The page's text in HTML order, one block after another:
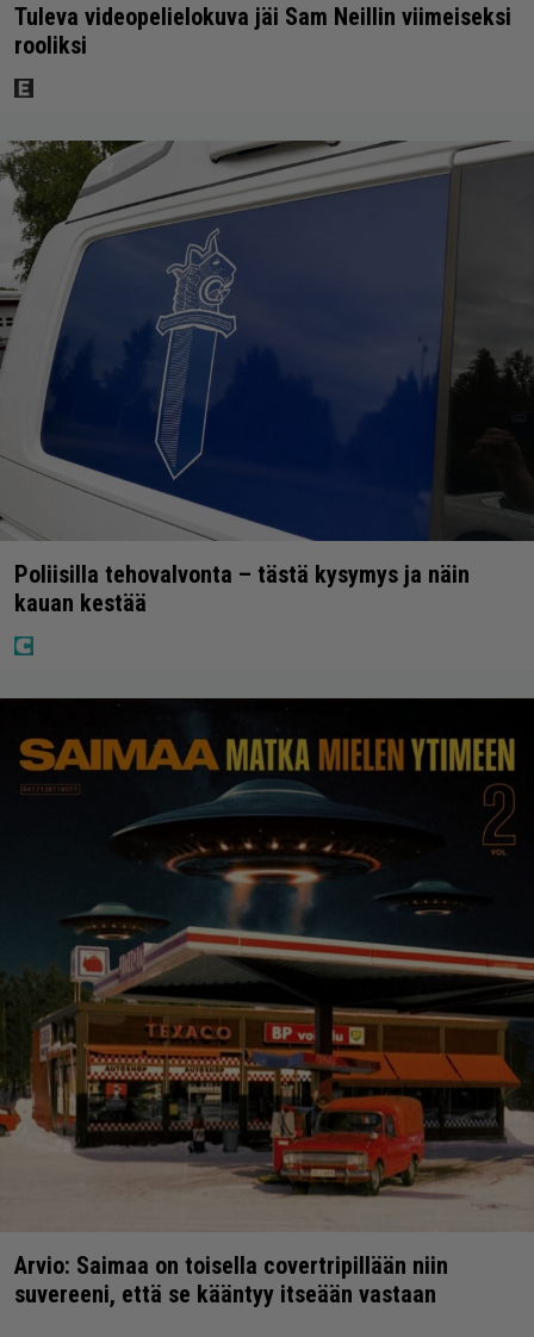
Tuleva videopelielokuva jäi Sam Neillin viimeiseksi
rooliksi
Poliisilla tehovalvonta – tästä kysymys ja näin
kauan kestää
Arvio: Saimaa on toisella covertripillään niin
suvereeni, että se kääntyy itseään vastaan